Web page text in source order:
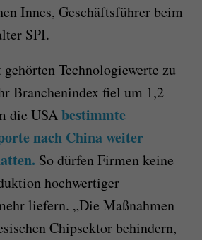
Innes, Geschäftsführer beim
SPI.
Technologiewerte zu
Branchenindex fiel um 1,2
die USAbestimmte
nach China weiter
So dürfen Firmen keine
hochwertiger
liefern. „Die Maßnahmen
Chipsektor behindern,